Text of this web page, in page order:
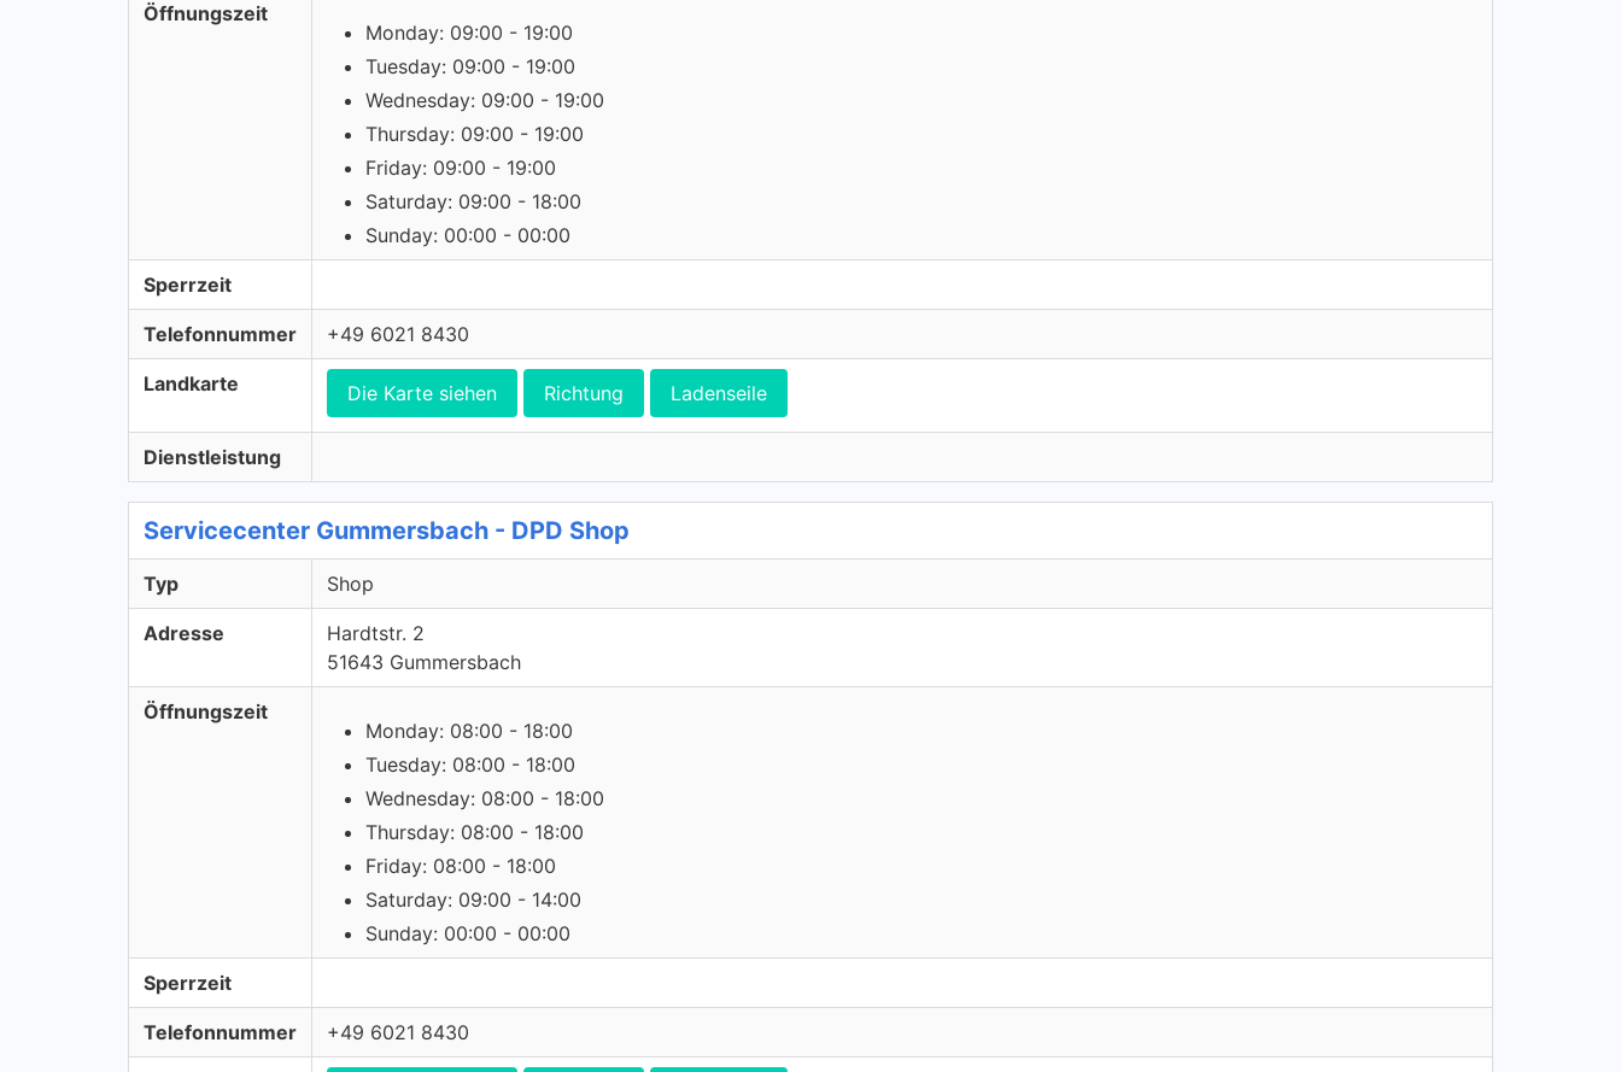
Öffnungszeit
Monday: 09:00 - 19:00
Tuesday: 09:00 - 19:00
Wednesday: 09:00 - 19:00
Thursday: 09:00 - 19:00
Friday: 09:00 - 19:00
Saturday: 09:00 - 18:00
Sunday: 00:00 - 00:00
Sperrzeit
Telefonnummer +49 6021 8430
Landkarte Die Karte siehen Richtung Ladenseile
Dienstleistung
Servicecenter Gummersbach - DPD Shop
Typ Shop
Adresse
Hardtstr. 2
51643 Gummersbach
Öffnungszeit
Monday: 08:00 - 18:00
Tuesday: 08:00 - 18:00
Wednesday: 08:00 - 18:00
Thursday: 08:00 - 18:00
Friday: 08:00 - 18:00
Saturday: 09:00 - 14:00
Sunday: 00:00 - 00:00
Sperrzeit
Telefonnummer +49 6021 8430